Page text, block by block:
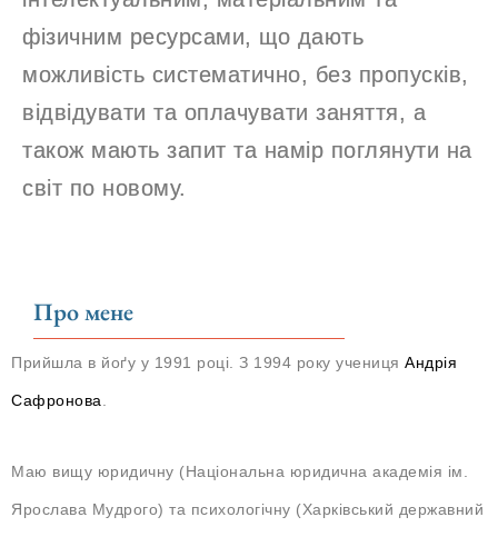
фізичним ресурсами, що дають
можливість систематично, без пропусків,
відвідувати та оплачувати заняття, а
також мають запит та намір поглянути на
світ по новому.
Про мене
Прийшла в йоґу у 1991 році. З 1994 року учениця Андрія
Сафронова
Маю вищу юридичну (Національна юридична академія ім.
Ярослава Мудрого) та психологічну (Харківський державний